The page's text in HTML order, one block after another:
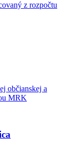
z rozpočtu
občianskej a
MRK